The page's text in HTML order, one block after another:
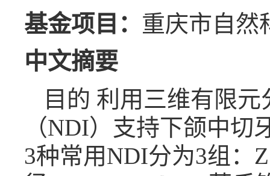
基金项目： 重庆市自然
中文摘要
目的 利用三维有限
（NDI）支持下颌中
3种常用NDI分为3组：